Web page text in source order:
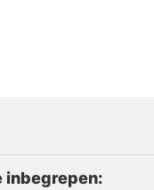
inbegrepen: